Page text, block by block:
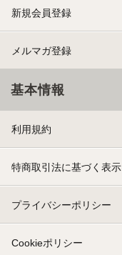
新規会員登録
メルマガ登録
基本情報
利用規約
特商取引法に基づく表示
プライバシーポリシー
Cookieポリシー